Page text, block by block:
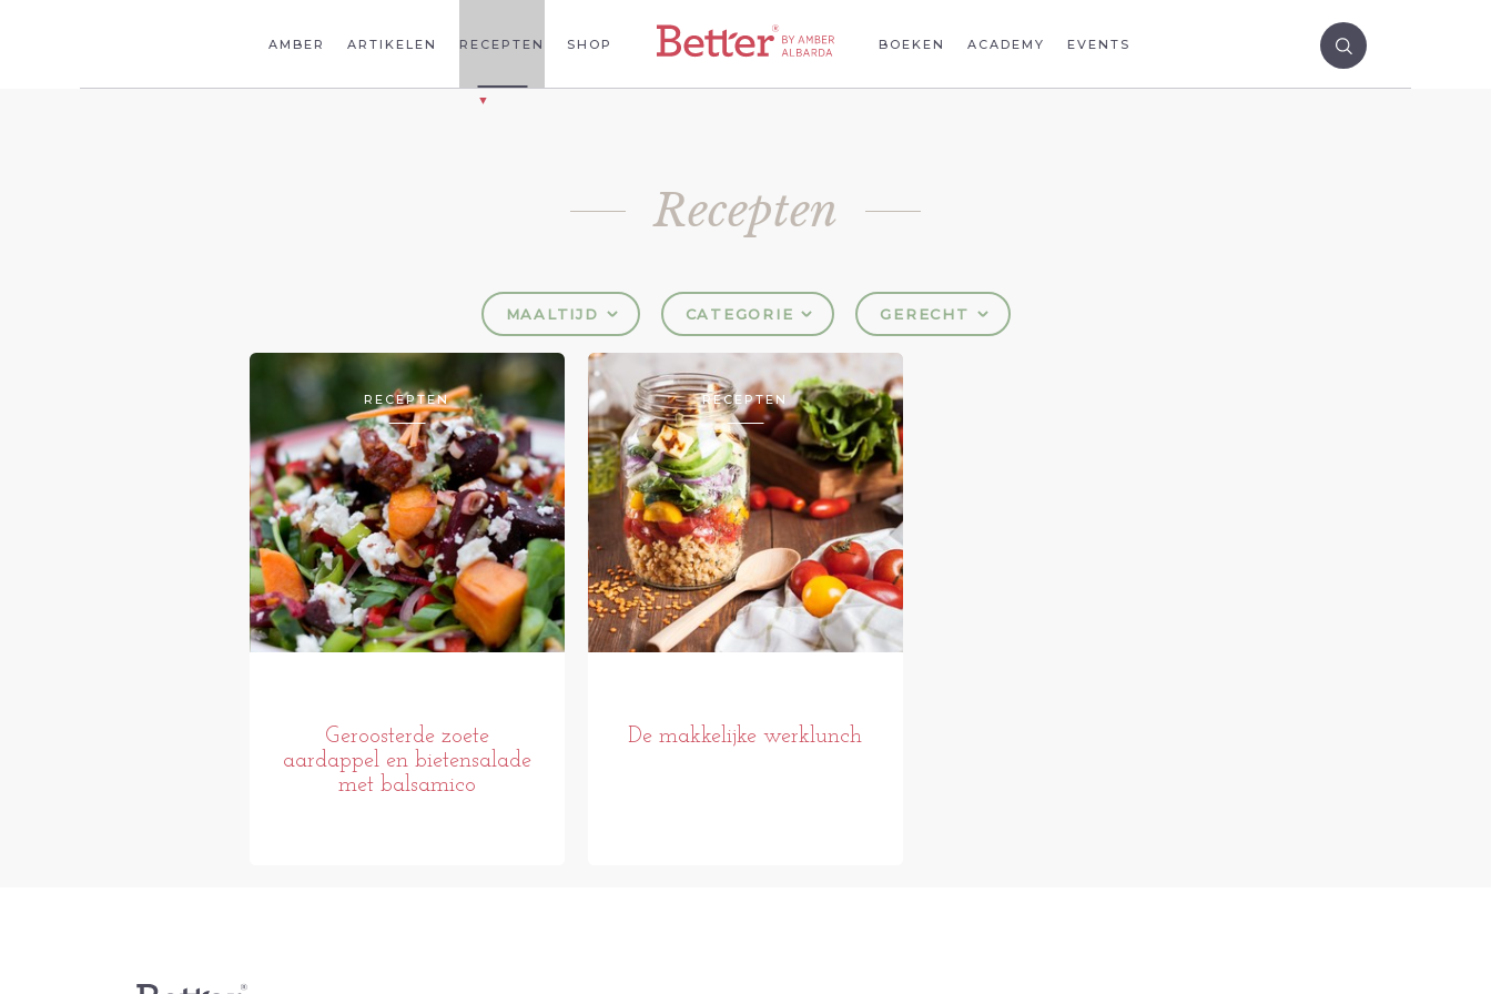
AMBER ARTIKELEN RECEPTEN SHOP BOEKEN ACADEMY EVENTS
Recepten
MAALTIJD CATEGORIE GERECHT
RECEPTEN
Geroosterde zoete
aardappel en bietensalade
met balsamico
RECEPTEN
De makkelijke werklunch